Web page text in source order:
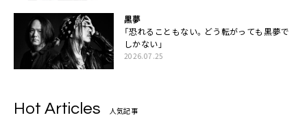
黒夢
「恐れることもない。どう転がっても黒夢で
しかない」
2026.07.25
Hot Articles 人気記事